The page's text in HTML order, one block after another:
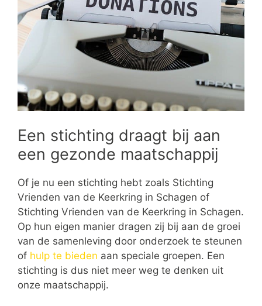
Een stichting draagt bij aan
een gezonde maatschappij
Of je nu een stichting hebt zoals Stichting
Vrienden van de Keerkring in Schagen of
Stichting Vrienden van de Keerkring in Schagen.
Op hun eigen manier dragen zij bij aan de groei
van de samenleving door onderzoek te steunen
of hulp te bieden aan speciale groepen. Een
stichting is dus niet meer weg te denken uit
onze maatschappij.